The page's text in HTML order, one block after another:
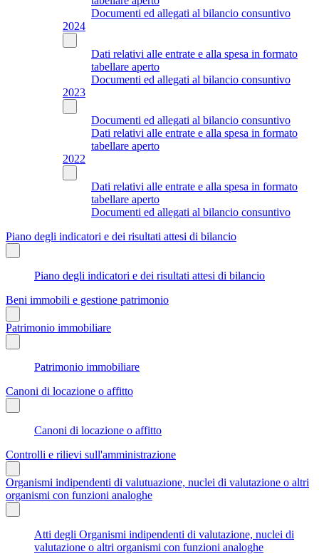
Documenti ed allegati al bilancio consuntivo
2024
Dati relativi alle entrate e alla spesa in formato
tabellare aperto
Documenti ed allegati al bilancio consuntivo
2023
Documenti ed allegati al bilancio consuntivo
Dati relativi alle entrate e alla spesa in formato
tabellare aperto
2022
Dati relativi alle entrate e alla spesa in formato
tabellare aperto
Documenti ed allegati al bilancio consuntivo
Piano degli indicatori e dei risultati attesi di bilancio
Piano degli indicatori e dei risultati attesi di bilancio
Beni immobili e gestione patrimonio
Patrimonio immobiliare
Patrimonio immobiliare
Canoni di locazione o affitto
Canoni di locazione o affitto
Controlli e rilievi sull'amministrazione
Organismi indipendenti di valutuazione, nuclei di valutazione o altri
organismi con funzioni analoghe
Atti degli Organismi indipendenti di valutazione, nuclei di
valutazione o altri organismi con funzioni analoghe